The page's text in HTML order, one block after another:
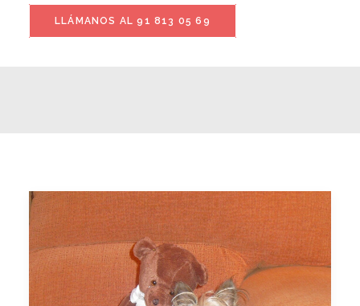
LLÁMANOS AL 91 813 05 69